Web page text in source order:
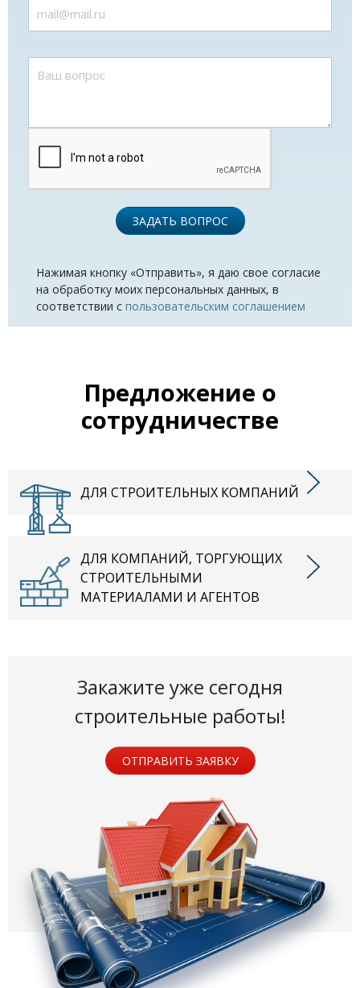
ЗАДАТЬ ВОПРОС
Нажимая кнопку «Отправить», я даю свое согласие
на обработку моих персональных данных, в
соответствии с пользовательским соглашением
Предложение о
сотрудничестве
ДЛЯ СТРОИТЕЛЬНЫХ КОМПАНИЙ
ДЛЯ КОМПАНИЙ, ТОРГУЮЩИХ
СТРОИТЕЛЬНЫМИ
МАТЕРИАЛАМИ И АГЕНТОВ
Закажите уже сегодня
строительные работы!
ОТПРАВИТЬ ЗАЯВКУ